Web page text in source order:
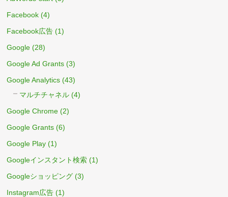
Facebook (4)
Facebook広告 (1)
Google (28)
Google Ad Grants (3)
Google Analytics (43)
マルチチャネル (4)
Google Chrome (2)
Google Grants (6)
Google Play (1)
Googleインスタント検索 (1)
Googleショッピング (3)
Instagram広告 (1)